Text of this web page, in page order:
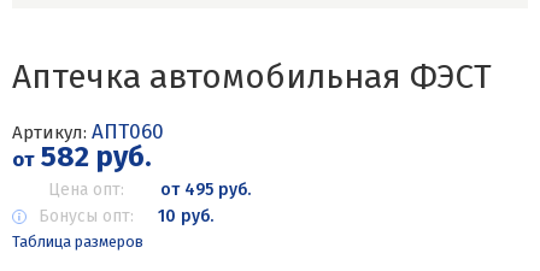
Аптечка автомобильная ФЭСТ
Артикул: АПТ060
от582 руб.
Цена опт:
от 495 руб.
Бонусы опт:
10 руб.
Таблица размеров